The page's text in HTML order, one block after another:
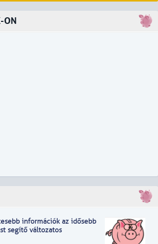
ON
információkaz idősebb
segítő változatos